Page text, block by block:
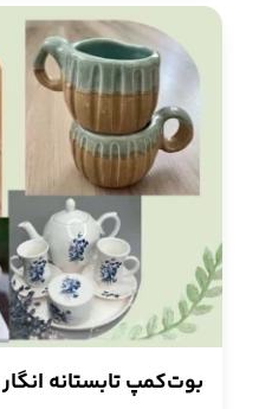
بوت‌کمپ تابستانه انگار